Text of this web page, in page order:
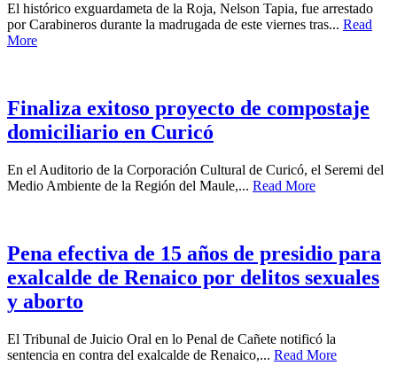
El histórico exguardameta de la Roja, Nelson Tapia, fue arrestado
por Carabineros durante la madrugada de este viernes tras... Read
More
Finaliza exitoso proyecto de compostaje
domiciliario en Curicó
En el Auditorio de la Corporación Cultural de Curicó, el Seremi del
Medio Ambiente de la Región del Maule,... Read More
Pena efectiva de 15 años de presidio para
exalcalde de Renaico por delitos sexuales
y aborto
El Tribunal de Juicio Oral en lo Penal de Cañete notificó la
sentencia en contra del exalcalde de Renaico,... Read More